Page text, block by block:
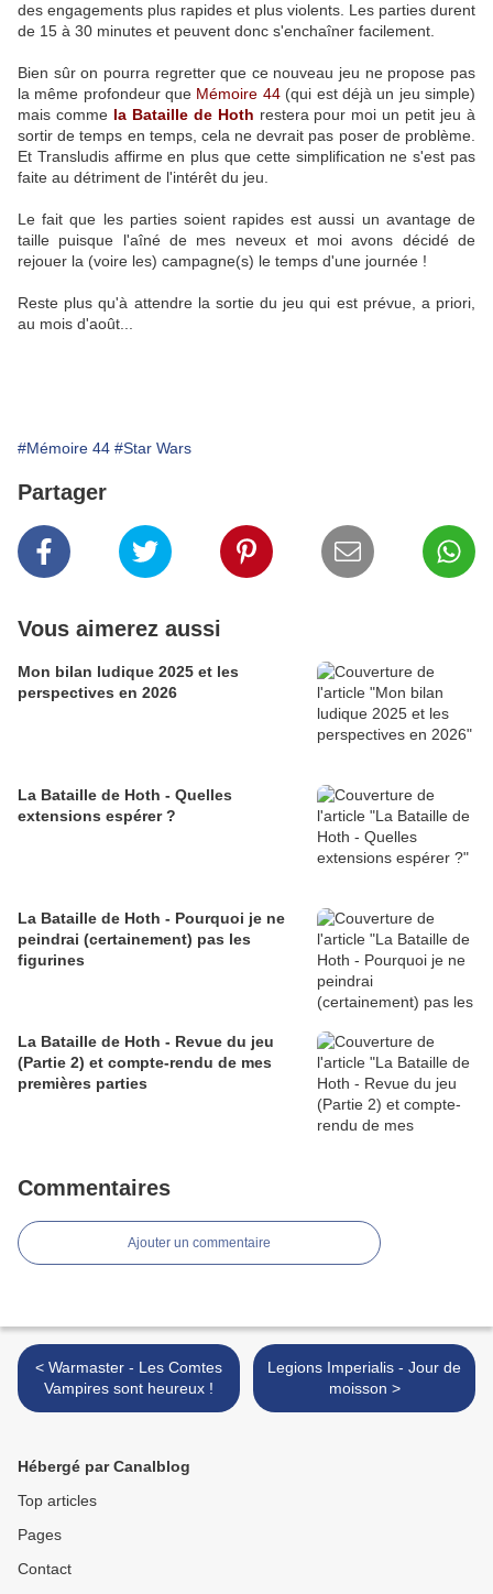
des engagements plus rapides et plus violents. Les parties durent
de 15 à 30 minutes et peuvent donc s'enchaîner facilement.
Bien sûr on pourra regretter que ce nouveau jeu ne propose pas
la même profondeur que Mémoire 44(qui est déjà un jeu simple)
mais comme la Bataille de Hoth restera pour moi un petit jeu à
sortir de temps en temps, cela ne devrait pas poser de problème.
Et Transludis affirme en plus que cette simplification ne s'est pas
faite au détriment de l'intérêt du jeu.
Le fait que les parties soient rapides est aussi un avantage de
taille puisque l'aîné de mes neveux et moi avons décidé de
rejouer la (voire les) campagne(s) le temps d'une journée !
Reste plus qu'à attendre la sortie du jeu qui est prévue, a priori,
au mois d'août...
#Mémoire 44 #Star Wars
Partager
Vous aimerez aussi
Mon bilan ludique 2025 et les
perspectives en 2026
La Bataille de Hoth - Quelles
extensions espérer ?
La Bataille de Hoth - Pourquoi je ne
peindrai (certainement) pas les
figurines
La Bataille de Hoth - Revue du jeu
(Partie 2) et compte-rendu de mes
premières parties
Commentaires
Ajouter un commentaire
< Warmaster - Les Comtes
Vampires sont heureux !
Legions Imperialis - Jour de
moisson >
Hébergé par Canalblog
Top articles
Pages
Contact